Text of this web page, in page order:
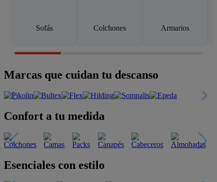
Sofás Colchones Armarios
Marcas que cuidan tu descanso
Confort a tu medida
Esenciales con estilo